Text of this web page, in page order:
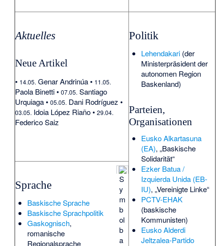
Aktuelles
Neue Artikel
• 14.05. Genar Andrinúa• 11.05.
Paola Binetti•07.05. Santiago
Urquiaga•05.05. Dani Rodríguez •
03.05. Idoia López Riaño•29.04.
Federico Saiz
Politik
Lehendakari(der
Ministerpräsident der
autonomen Region
Baskenland)
Parteien,
Organisationen
Eusko Alkartasuna
(EA), „Baskische
Solidarität“
Ezker Batua /
Izquierda Unida (EB-
IU), „Vereinigte Linke“
PCTV-EHAK
(baskische
Kommunisten)
Eusko Alderdi
Jeltzalea-Partido
S
y
m
b
ol
b
a
Sprache
Baskische Sprache
Baskische Sprachpolitik
Gaskognisch,
romanische
Regionalsprache